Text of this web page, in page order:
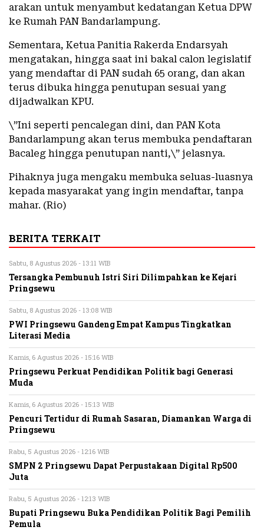
arakan untuk menyambut kedatangan Ketua DPW
ke Rumah PAN Bandarlampung.
Sementara, Ketua Panitia Rakerda Endarsyah
mengatakan, hingga saat ini bakal calon legislatif
yang mendaftar di PAN sudah 65 orang, dan akan
terus dibuka hingga penutupan sesuai yang
dijadwalkan KPU.
\”Ini seperti pencalegan dini, dan PAN Kota
Bandarlampung akan terus membuka pendaftaran
Bacaleg hingga penutupan nanti,\” jelasnya.
Pihaknya juga mengaku membuka seluas-luasnya
kepada masyarakat yang ingin mendaftar, tanpa
mahar. (Rio)
BERITA TERKAIT
Sabtu, 8 Agustus 2026 - 13:11 WIB
Tersangka Pembunuh Istri Siri Dilimpahkan ke Kejari
Pringsewu
Sabtu, 8 Agustus 2026 - 13:08 WIB
PWI Pringsewu Gandeng Empat Kampus Tingkatkan
Literasi Media
Kamis, 6 Agustus 2026 - 15:16 WIB
Pringsewu Perkuat Pendidikan Politik bagi Generasi
Muda
Kamis, 6 Agustus 2026 - 15:13 WIB
Pencuri Tertidur di Rumah Sasaran, Diamankan Warga di
Pringsewu
Rabu, 5 Agustus 2026 - 12:16 WIB
SMPN 2 Pringsewu Dapat Perpustakaan Digital Rp500
Juta
Rabu, 5 Agustus 2026 - 12:13 WIB
Bupati Pringsewu Buka Pendidikan Politik Bagi Pemilih
Pemula